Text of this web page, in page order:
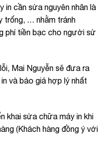
in cần sửa nguyên nhân là
trống, … nhằm tránh
phí tiền bạc cho người sử
Mai Nguyễn sẽ đưa ra
và báo giá hợp lý nhất
khai sửa chữa máy in khi
(Khách hàng đồng ý với